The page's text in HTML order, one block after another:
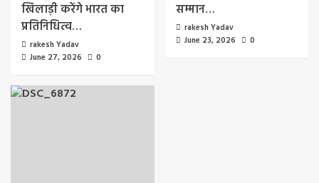
खिलाड़ी करेंगे भारत का
प्रतिनिधित्व…
rakesh Yadav
June 27, 2026
0
सम्मान…
rakesh Yadav
June 23, 2026
0